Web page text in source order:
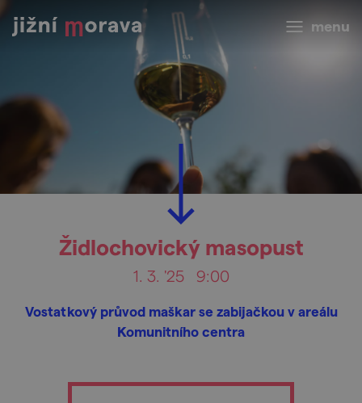
menu
Židlochovický masopust
1. 3. '25 9:00
Vostatkový průvod maškar se zabijačkou v areálu
Komunitního centra